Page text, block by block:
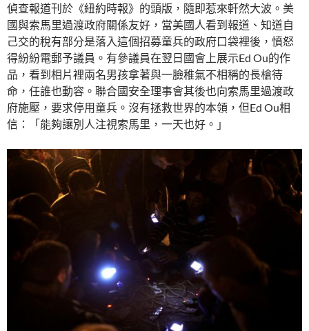
偵查報道刊於《紐約時報》的頭版，隨即惹來軒然大波。美
國與索馬里過渡政府關係友好，當美國人看到報道、知道自
己交的稅有部分是落入這個招募童兵的政府口袋裡後，憤怒
得紛紛電郵予議員。有參議員在翌日國會上展示Ed Ou的作
品，看到相片裡兩名男孩拿著與一臉稚氣不相稱的長槍待
命，任誰也動容。聯合國安全理事會其後也向索馬里過渡政
府施壓，要求停用童兵。沒有拯救世界的本領，但Ed Ou相
信：「能夠讓別人注視索馬里，一天也好。」